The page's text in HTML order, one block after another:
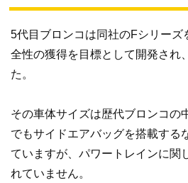
5代目ブロンコは同社のFシリーズ
全性の獲得を目標として開発され
た。
その車体サイズは歴代ブロンコの
でもサイドエアバッグを搭載する
ていますが、パワートレインに関
れていません。